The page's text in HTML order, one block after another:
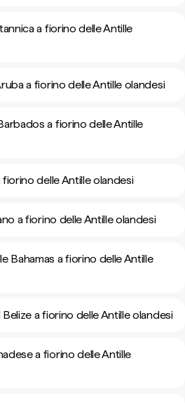
a fiorino delle Antille
a fiorino delle Antille olandesi
a fiorino delle Antille
delle Antille olandesi
a fiorino delle Antille olandesi
Bahamas a fiorino delle Antille
a fiorino delle Antille olandesi
a fiorino delle Antille